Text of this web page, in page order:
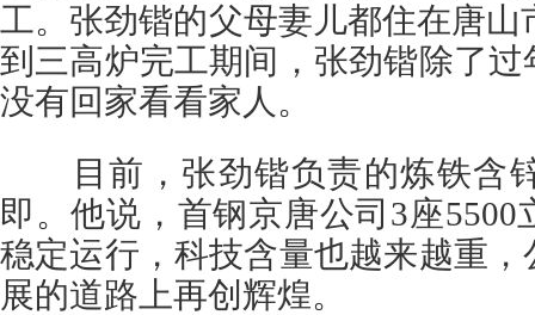
工。张劲锴的父母妻儿都住在唐山
到三高炉完工期间，张劲锴除了
没有回家看看家人。
目前，张劲锴负责的炼铁含
即。他说，首钢京唐公司3座
稳定运行，科技含量也越来越重
展的道路上再创辉煌。